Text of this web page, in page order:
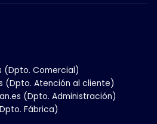
(Dpto. Comercial)
(Dpto. Atención al cliente)
(Dpto. Administración)
Fábrica)